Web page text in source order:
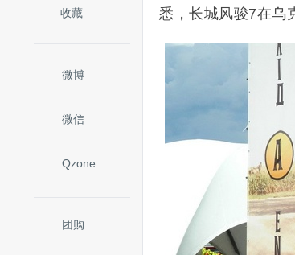
收藏
微博
微信
Qzone
团购
悉，长城风骏7在乌